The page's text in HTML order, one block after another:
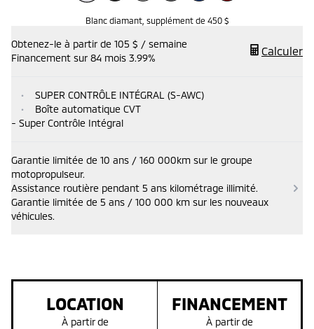
Obtenez-le à partir de 105 $ / semaine
Financement sur 84 mois 3.99%
Calculer
•
SUPER CONTRÔLE INTÉGRAL (S-AWC)
•
Boîte automatique CVT
- Super Contrôle Intégral
Garantie limitée de 10 ans / 160 000km sur le groupe
motopropulseur.
Assistance routière pendant 5 ans kilométrage illimité.
Garantie limitée de 5 ans / 100 000 km sur les nouveaux
véhicules.
Blanc diamant, supplément de 450 $
LOCATION
À partir de
FINANCEMENT
À partir de